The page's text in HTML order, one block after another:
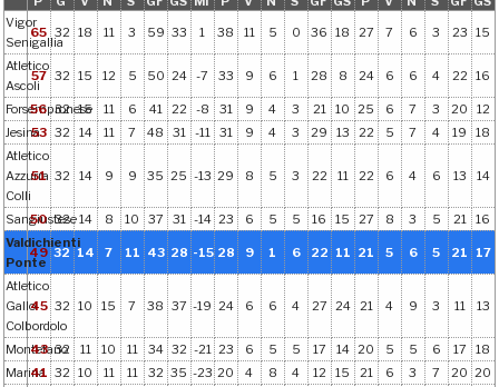
Vigor
Senigallia
65 32 18 11 3 59 33 1 38 11 5 0 36 18 27 7 6 3 23 15
Atletico
Ascoli
57 32 15 12 5 50 24 -7 33 9 6 1 28 8 24 6 6 4 22 16
Forsempronese
56 32 15 11 6 41 22 -8 31 9 4 3 21 10 25 6 7 3 20
12
Jesina53 32 14 11 7 48 31 -11 31 9 4 3 29 13 22 5 7 4 19
18
Atletico
Azzurra
Colli
51 32 14 9 9 35 25 -13 29 8 5 3 22 11 22 6 4 6 13 14
Sangiustese
50 32 14 8 10 37 31 -14 23 6 5 5 16 15 27 8 3 5 21
16
Valdichienti
Ponte
49 32 14 7 11 43 28 -15 28 9 1 6 22 11 21 5 6 5 21 17
Atletico
Gallo
Colbordolo
45 32 10 15 7 38 37 -19 24 6 6 4 27 24 21 4 9 3 11 13
Montefano
43 32 11 10 11 34 32 -21 23 6 5 5 17 14 20 5 5 6 17
18
Marina
41 32 10 11 11 32 35 -23 20 4 8 4 12 15 21 6 3 7 20 20